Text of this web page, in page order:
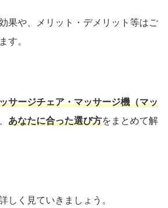
果や、メリット・デメリット等はご
す。
サージチェア・マッサージ機（マッ
あなたに合った選び方をまとめて解
しく見ていきましょう。